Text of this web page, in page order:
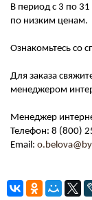
В период с 3 по
по низким ценам.
Ознакомьтесь со
Для заказа
менеджером
Менеджер
Телефон: 8 (800)
Email: